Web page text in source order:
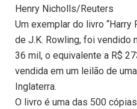
Henry Nicholls/Reuters
Um exemplar do livro
de J.K. Rowling, foi vendido
36 mil, o equivalente a R$
vendida em um leilão de
Inglaterra.
O livro é uma das 500